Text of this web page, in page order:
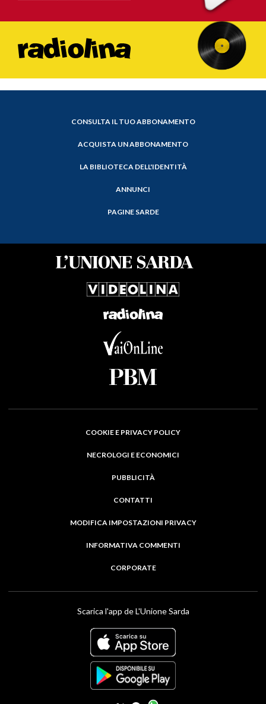
CONSULTA IL TUO ABBONAMENTO
ACQUISTA UN ABBONAMENTO
LA BIBLIOTECA DELL'IDENTITÀ
ANNUNCI
PAGINE SARDE
COOKIE E PRIVACY POLICY
NECROLOGI E ECONOMICI
PUBBLICITÀ
CONTATTI
MODIFICA IMPOSTAZIONI PRIVACY
INFORMATIVA COMMENTI
CORPORATE
Scarica l'app de L'Unione Sarda